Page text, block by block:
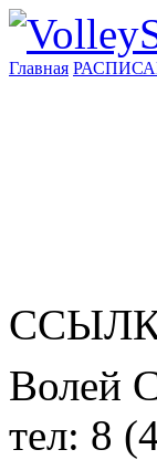
Главная
Волей
тел: 8